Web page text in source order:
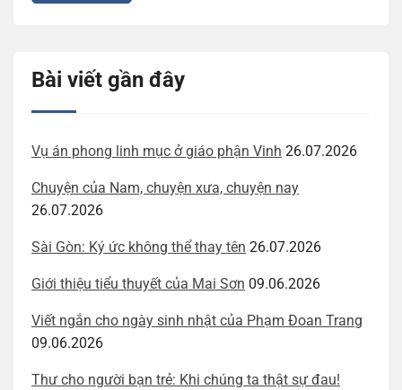
Bài viết gần đây
Vụ án phong linh mục ở giáo phận Vinh 26.07.2026
Chuyện của Nam, chuyện xưa, chuyện nay
26.07.2026
Sài Gòn: Ký ức không thể thay tên 26.07.2026
Giới thiệu tiểu thuyết của Mai Sơn 09.06.2026
Viết ngắn cho ngày sinh nhật của Phạm Đoan Trang
09.06.2026
Thư cho người bạn trẻ: Khi chúng ta thật sự đau!